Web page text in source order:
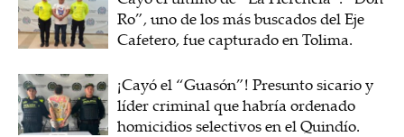
Ro”, uno de los más buscados del Eje
Cafetero, fue capturado en Tolima.
¡Cayó el “Guasón”! Presunto sicario y
líder criminal que habría ordenado
homicidios selectivos en el Quindío.